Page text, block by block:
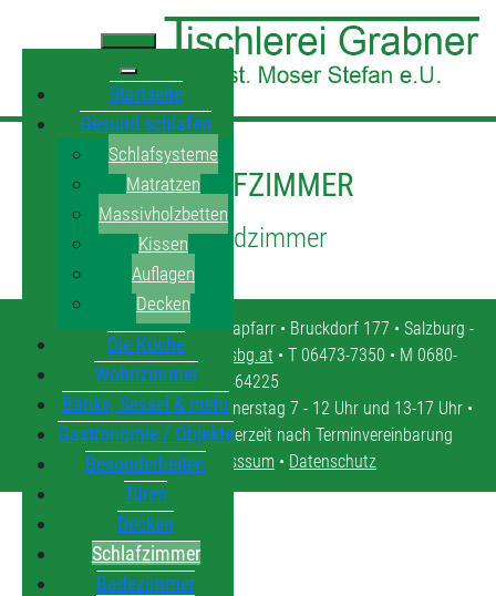
Startseite
Gesund schlafen
Schlafsysteme
Matratzen
Massivholzbetten
Kissen
Auflagen
Decken
Die Küche
Wohnzimmer
Bänke, Sessel & mehr
Gastronomie / Objekte
Besonderheiten
Türen
Decken
Schlafzimmer
Badezimmer
SCHLAFZIMMER
Jugendzimmer
Tischlerei Grabner • 5571 Mariapfarr • Bruckdorf 177 • Salzburg -
Lungau • tischlerei.moser@sbg.at • T 06473-7350 • M 0680-
4464225
Öffnungszeiten: Montag - Donnerstag 7 - 12 Uhr und 13-17 Uhr •
Freitag 7 - 12 Uhr • oder jederzeit nach Terminvereinbarung
Kontakt•Impresssum • Datenschutz